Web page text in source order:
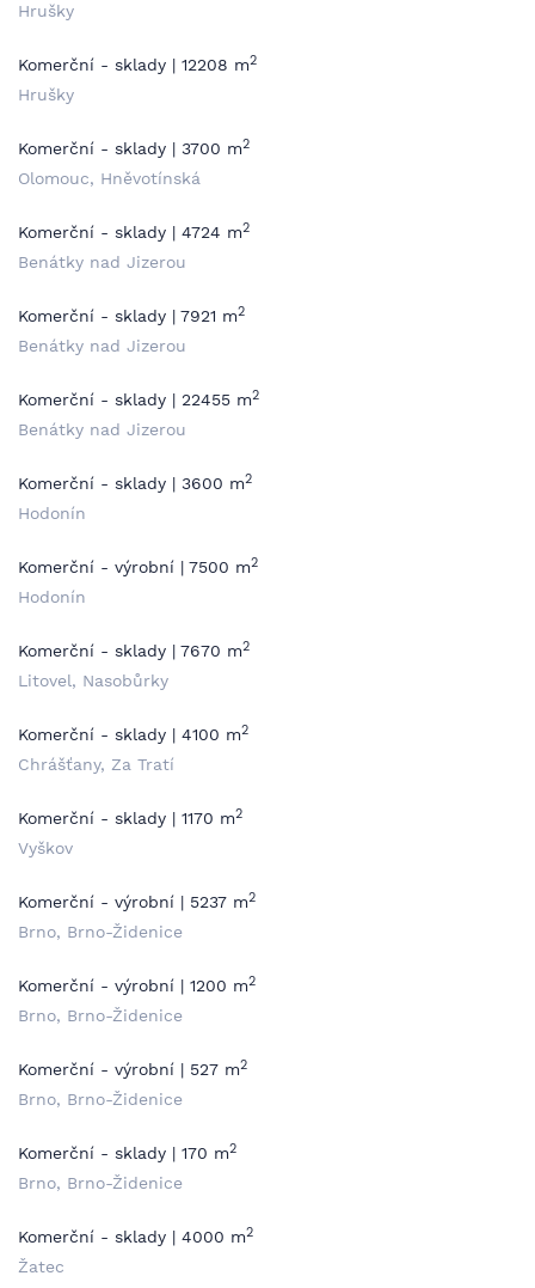
Hrušky
Komerční - sklady | 12208 m2
Hrušky
Komerční - sklady | 3700 m2
Olomouc, Hněvotínská
Komerční - sklady | 4724 m2
Benátky nad Jizerou
Komerční - sklady | 7921 m2
Benátky nad Jizerou
Komerční - sklady | 22455 m2
Benátky nad Jizerou
Komerční - sklady | 3600 m2
Hodonín
Komerční - výrobní | 7500 m2
Hodonín
Komerční - sklady | 7670 m2
Litovel, Nasobůrky
Komerční - sklady | 4100 m2
Chrášťany, Za Tratí
Komerční - sklady | 1170 m2
Vyškov
Komerční - výrobní | 5237 m2
Brno, Brno-Židenice
Komerční - výrobní | 1200 m2
Brno, Brno-Židenice
Komerční - výrobní | 527 m2
Brno, Brno-Židenice
Komerční - sklady | 170 m2
Brno, Brno-Židenice
Komerční - sklady | 4000 m2
Žatec